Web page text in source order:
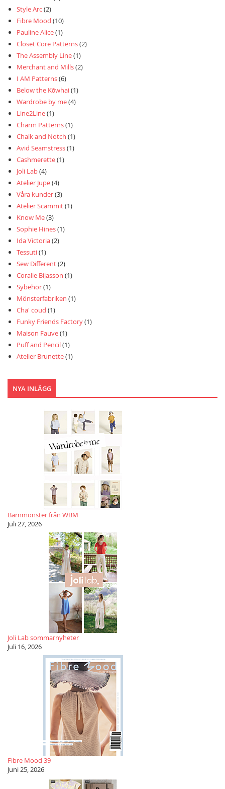
Style Arc(2)
Fibre Mood (10)
Pauline Alice(1)
Closet Core Patterns(2)
The Assembly Line(1)
Merchant and Mills(2)
I AM Patterns(6)
Below the Kōwhai(1)
Wardrobe by me(4)
Line2Line(1)
Charm Patterns(1)
Chalk and Notch (1)
Avid Seamstress(1)
Cashmerette(1)
Joli Lab(4)
Atelier Jupe(4)
Våra kunder(3)
Atelier Scämmit(1)
Know Me(3)
Sophie Hines(1)
Ida Victoria(2)
Tessuti(1)
Sew Different(2)
Coralie Bijasson (1)
Sybehör(1)
Mönsterfabriken (1)
Cha' coud (1)
Funky Friends Factory(1)
Maison Fauve(1)
Puff and Pencil(1)
Atelier Brunette(1)
NYA INLÄGG
Barnmönster från WBM
Juli 27, 2026
Joli Lab sommarnyheter
Juli 16, 2026
Fibre Mood 39
Juni 25, 2026